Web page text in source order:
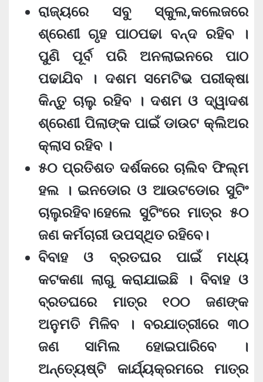
ରାଜ୍ୟରେ ସବୁ ସ୍କୁଲ,କଲେଜରେ
ଶ୍ରେଣୀ ଗୃହ ପାଠପଢା ବନ୍ଦ ରହିବ ।
ପୁଣି ପୂର୍ବ ପରି ଅନଲାଇନରେ ପାଠ
ପଢାଯିବ । ଦଶମ ସମେଟିଭ ପରୀକ୍ଷା
କିନ୍ତୁ ଚାଲୁ ରହିବ । ଦଶମ ଓ ଦ୍ୱାଦଶ
ଶ୍ରେଣୀ ପିଲାଙ୍କ ପାଇଁ ଡାଉଟ କ୍ଲିଅର
କ୍ଲାସ ରହିବ ।
୫୦ ପ୍ରତିଶତ ଦର୍ଶକରେ ଚାଲିବ ଫିଲ୍ମ
ହଲ । ଇନଡୋର ଓ ଆଉଟଡୋର ସୁଟିଂ
ଚାଲୁରହିବ।ହେଲେ ସୁଟିଂରେ ମାତ୍ର ୫୦
ଜଣ କର୍ମଚାରୀ ଉପସ୍ଥିତ ରହିବେ।
ବିବାହ ଓ ବ୍ରତଘର ପାଇଁ ମଧ୍ୟ
କଟକଣା ଲାଗୁ କରାଯାଇଛି । ବିବାହ ଓ
ବ୍ରତଘରେ ମାତ୍ର ୧୦୦ ଜଣଙ୍କ
ଅନୁମତି ମିଳିବ । ବରଯାତ୍ରୀରେ ୩୦
ଜଣ ସାମିଲ ହୋଇପାରିବେ ।
ଅନ୍ତ୍ୟେଷ୍ଟି କାର୍ଯ୍ୟକ୍ରମରେ ମାତ୍ର